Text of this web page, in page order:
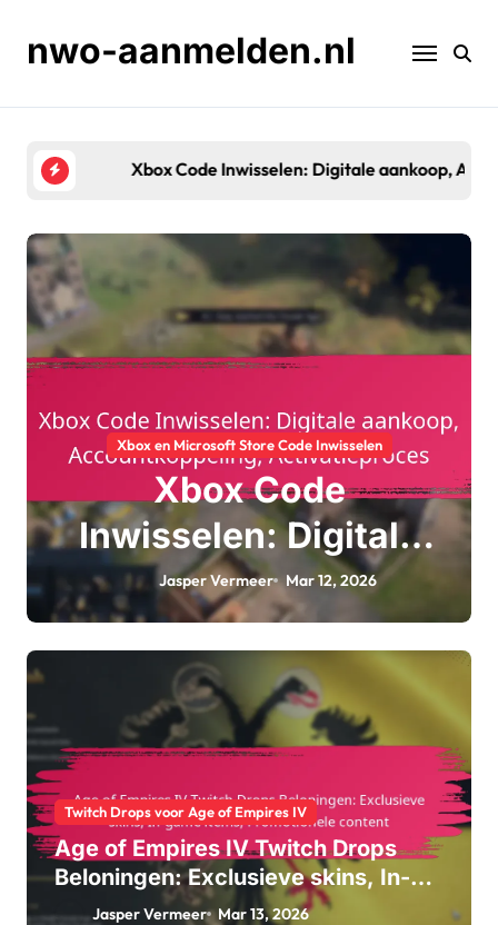
contentnwo-aanmelden.nl
Xbox Code Inwisselen: Digitale aankoop,
Xbox en Microsoft Store Code Inwisselen
Xbox Code
Inwisselen: Digitale
aankoop,
Accountkoppeling,
Activatieproces
Jasper Vermeer Mar 12, 2026
Twitch Drops voor Age of Empires IV
Age of Empires IV Twitch Drops
Beloningen: Exclusieve skins, In-
game items, Promotionele content
Jasper Vermeer Mar 13, 2026